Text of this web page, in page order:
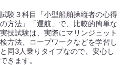
験３科目「小型船舶操縦者の心得
方法」「運航」で、比較的簡単な
技試験は、実際にマリンジェット
方法、ロープワークなどを学習し
同3人乗りタイプなので、安心し
きます。